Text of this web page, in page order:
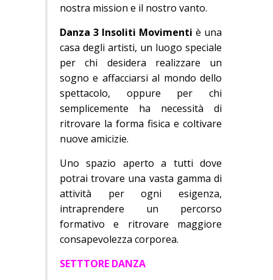
nostra mission e il nostro vanto.
Danza 3 Insoliti Movimenti è una
casa degli artisti, un luogo speciale
per chi desidera realizzare un
sogno e affacciarsi al mondo dello
spettacolo, oppure per chi
semplicemente ha necessità di
ritrovare la forma fisica e coltivare
nuove amicizie.
Uno spazio aperto a tutti dove
potrai trovare una vasta gamma di
attività per ogni esigenza,
intraprendere un percorso
formativo e ritrovare maggiore
consapevolezza corporea.
SETTTORE DANZA